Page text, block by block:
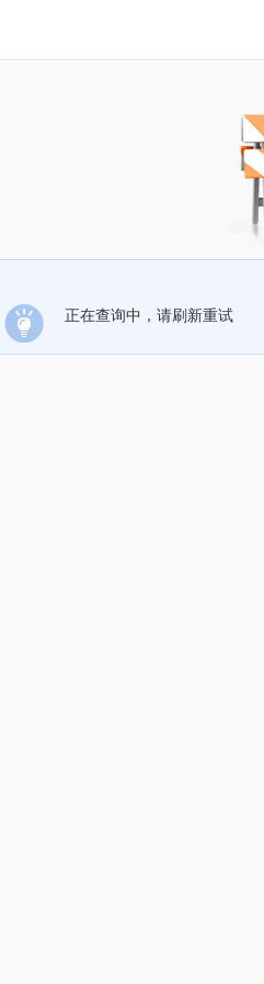
正在查询中，请刷新重试